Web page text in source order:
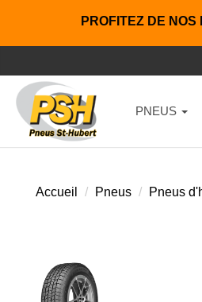
PROFITEZ DE NOS
PNEUS
Accueil Pneus Pneus